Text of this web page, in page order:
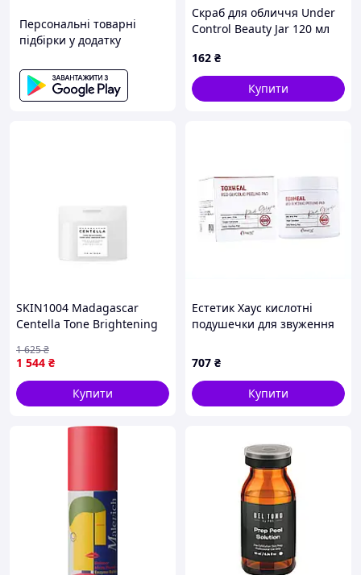
Персональні товарні
підбірки у додатку
Скраб для обличчя Under
Control Beauty Jar 120 мл
162 ₴
Купити
SKIN1004 Madagascar
Centella Tone Brightening
EA) (SKN117_LB)
1 544 ₴
1 625₴
Купити
Естетик Хаус кислотні
подушечки для звуження
707 ₴
Купити